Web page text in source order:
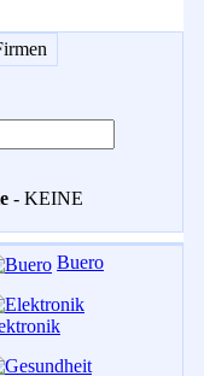
- KEINE
Buero